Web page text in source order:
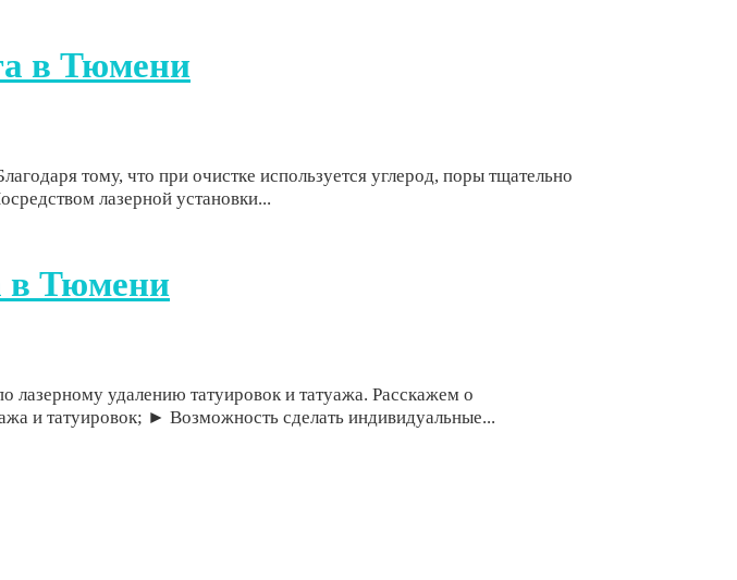
в Тюмени
тому, что при очистке используется углерод, поры тщательно
лазерной установки...
в Тюмени
удалению татуировок и татуажа. Расскажем о
и татуировок; ► Возможность сделать индивидуальные...